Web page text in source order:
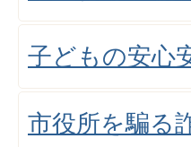
子どもの安心
市役所を騙る